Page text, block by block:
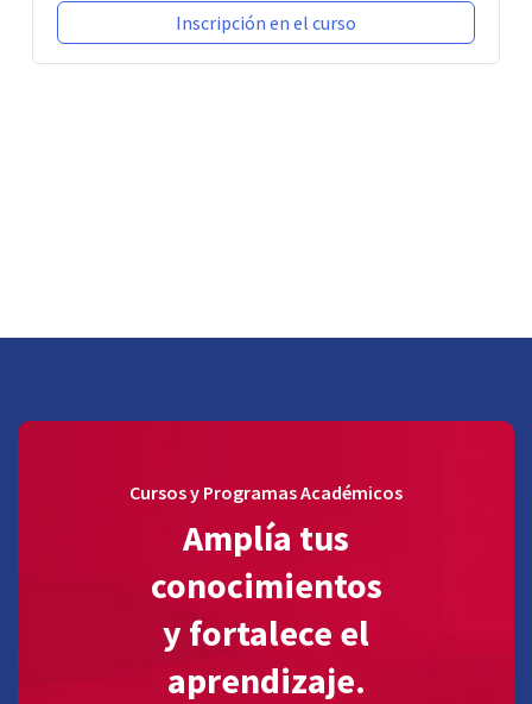
Inscripción en el curso
Cursos y Programas Académicos
Amplía tus
conocimientos
y fortalece el
aprendizaje.